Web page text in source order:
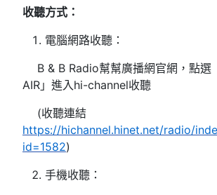
收聽方式：
電腦網路收聽：
B & B Radio幫幫廣播網官網，點選
AIR」進入hi-channel收聽
(收聽連結
https://hichannel.hinet.net/radio/
id=1582)
手機收聽：